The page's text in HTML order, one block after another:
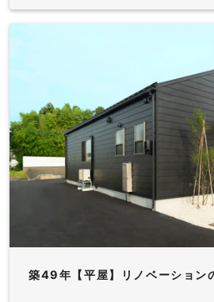
築49年【平屋】リノベーション